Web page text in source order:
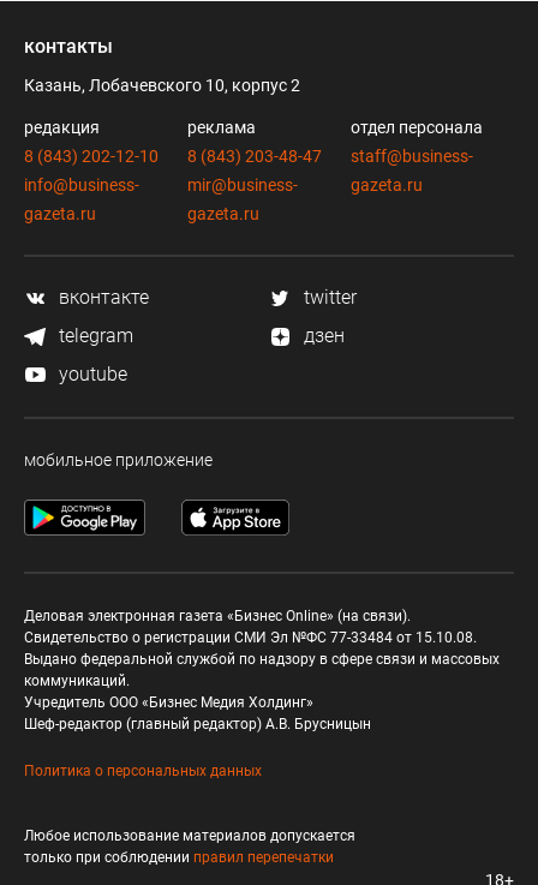
контакты
Казань, Лобачевского 10, корпус 2
редакция
8 (843) 202-12-10
info@business-
gazeta.ru
реклама
8 (843) 203-48-47
mir@business-
gazeta.ru
отдел персонала
staff@business-
gazeta.ru
вконтакте
twitter
telegram
дзен
youtube
мобильное приложение
Деловая электронная газета «Бизнес Online» (на связи).
Свидетельство о регистрации СМИ Эл №ФС 77-33484 от 15.10.08.
Выдано федеральной службой по надзору в сфере связи и массовых
коммуникаций.
Учредитель ООО «Бизнес Медия Холдинг»
Шеф-редактор (главный редактор) А.В. Брусницын
Политика о персональных данных
Любое использование материалов допускается
только при соблюдении правил перепечатки
18+